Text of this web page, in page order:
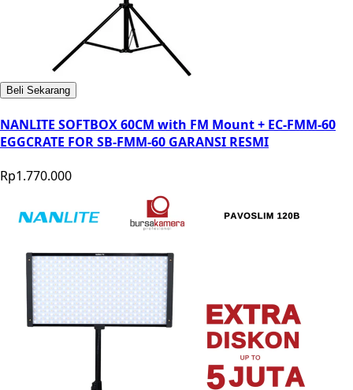
Beli Sekarang
NANLITE SOFTBOX 60CM with FM Mount + EC-FMM-60
EGGCRATE FOR SB-FMM-60 GARANSI RESMI
Rp1.770.000